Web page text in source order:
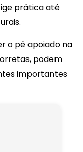
prática até
o pé apoiado na
podem
importantes